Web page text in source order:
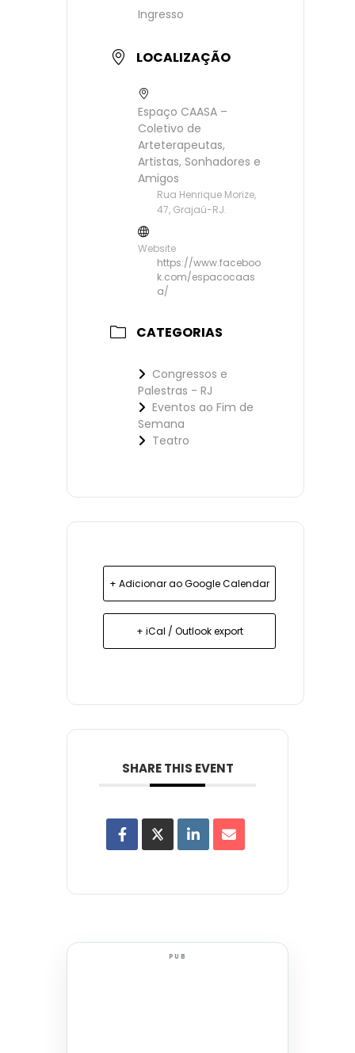
Ingresso
LOCALIZAÇÃO
Espaço CAASA –
Coletivo de
Arteterapeutas,
Artistas, Sonhadores e
Amigos
Rua Henrique Morize,
47, Grajaú-RJ.
Website
https://www.faceboo
k.com/espacocaas
a/
CATEGORIAS
Congressos e
Palestras - RJ
Eventos ao Fim de
Semana
Teatro
+ Adicionar ao Google Calendar
+ iCal / Outlook export
SHARE THIS EVENT
PUB